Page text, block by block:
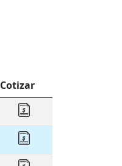
Cotizar
Cotizar HAMILTON
Cotizar HAMILTON